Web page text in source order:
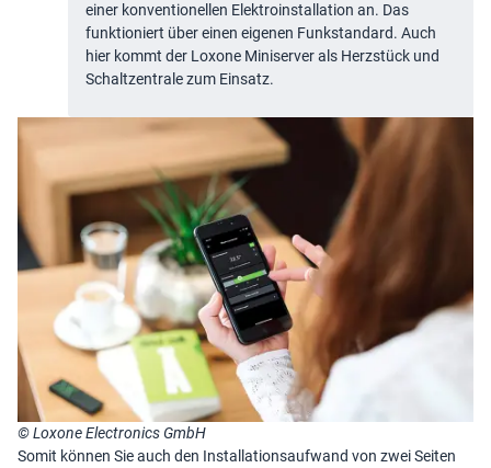
einer konventionellen Elektroinstallation an. Das
funktioniert über einen eigenen Funkstandard. Auch
hier kommt der Loxone Miniserver als Herzstück und
Schaltzentrale zum Einsatz.
© Loxone Electronics GmbH
Somit können Sie auch den Installationsaufwand von zwei Seiten